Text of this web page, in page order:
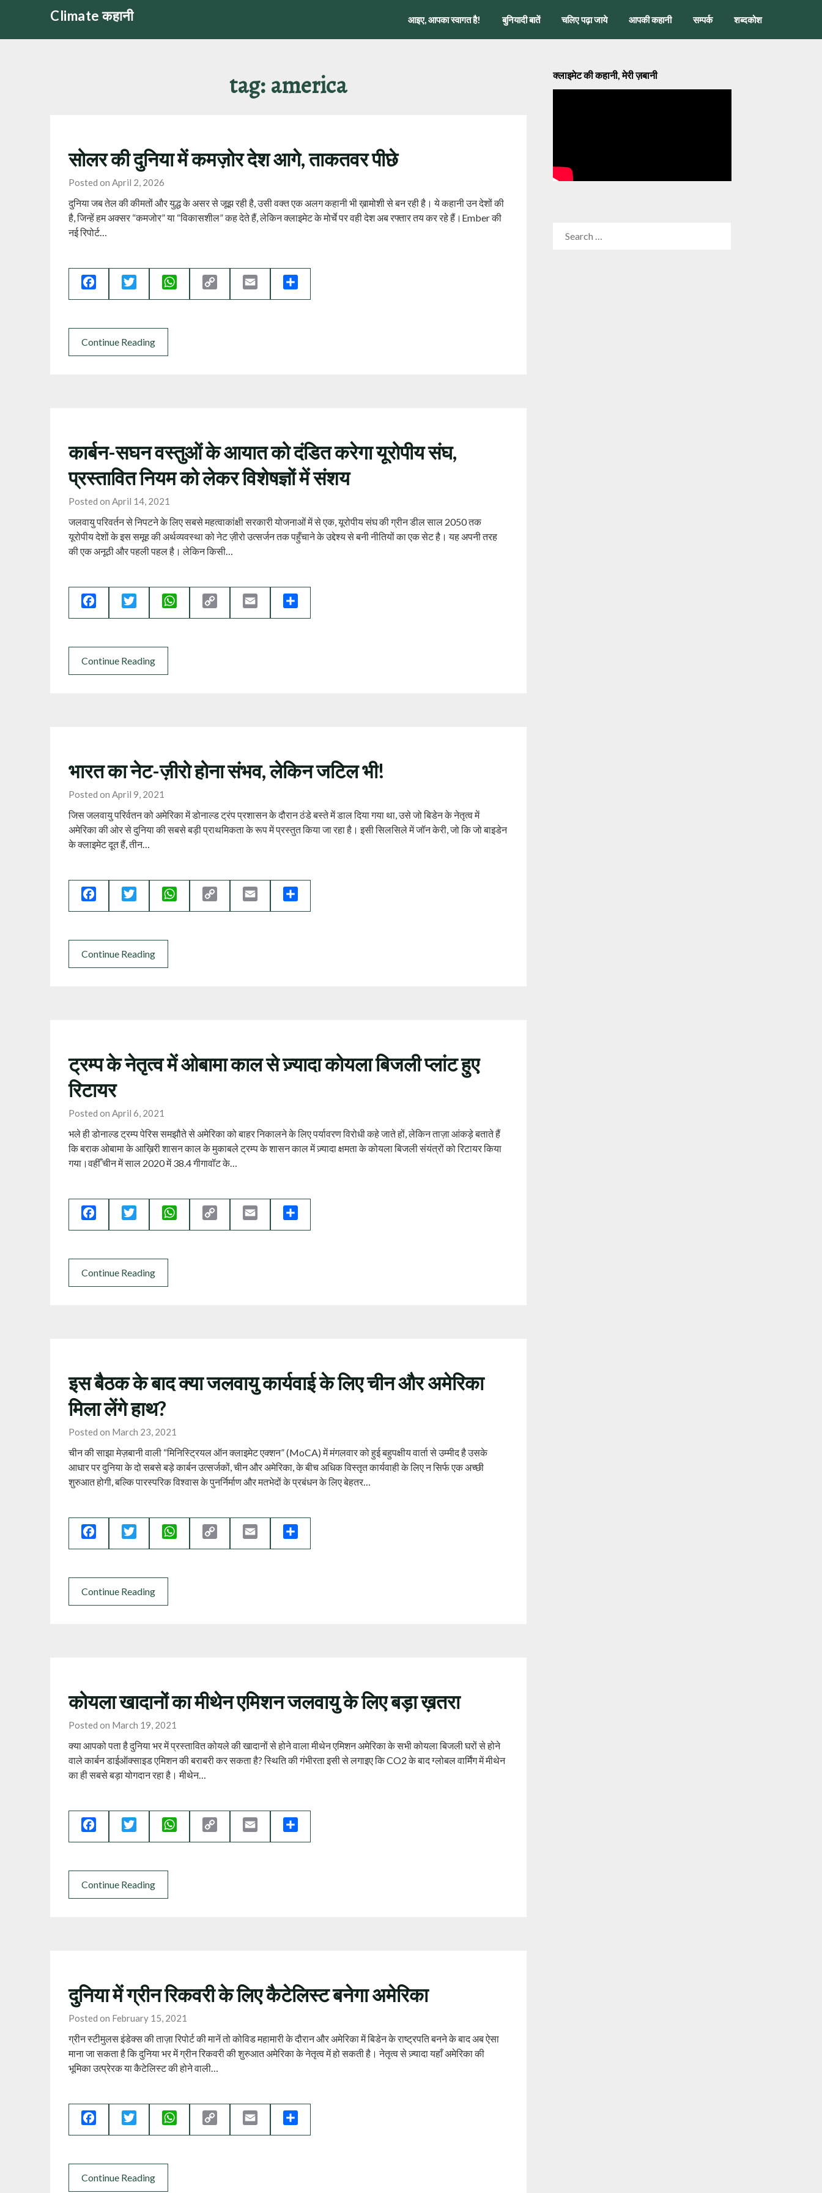
content
Climate कहानी आइए, आपका स्वागत है! बुनियादी बातें चलिए पढ़ा जाये आपकी कहानी सम्पर्क शब्दकोश
tag:america
सोलर की दुनिया में कमज़ोर देश आगे, ताकतवर पीछे
Posted on April 2, 2026
दुनिया जब तेल की कीमतों और युद्ध के असर से जूझ रही है, उसी वक्त एक अलग कहानी भी ख़ामोशी से बन रही है। ये कहानी उन देशों की
है, जिन्हें हम अक्सर “कमजोर” या “विकासशील” कह देते हैं, लेकिन क्लाइमेट के मोर्चे पर वही देश अब रफ्तार तय कर रहे हैं।Ember की
नई रिपोर्ट…
Facebook Twitter WhatsApp
Link
Continue Reading
कार्बन-सघन वस्तुओं के आयात को दंडित करेगा यूरोपीय संघ,
प्रस्तावित नियम को लेकर विशेषज्ञों में संशय
Posted on April 14, 2021
जलवायु परिवर्तन से निपटने के लिए सबसे महत्वाकांक्षी सरकारी योजनाओं में से एक, यूरोपीय संघ की ग्रीन डील साल 2050 तक
यूरोपीय देशों के इस समूह की अर्थव्यवस्था को नेट ज़ीरो उत्सर्जन तक पहुँचाने के उद्देश्य से बनी नीतियों का एक सेट है। यह अपनी तरह
की एक अनूठी और पहली पहल है। लेकिन किसी…
Facebook Twitter WhatsApp
Link
Continue Reading
भारत का नेट-ज़ीरो होना संभव, लेकिन जटिल भी!
Posted on April 9, 2021
जिस जलवायु परिर्वतन को अमेरिका में डोनाल्ड ट्रंप प्रशासन के दौरान ठंडे बस्ते में डाल दिया गया था, उसे जो बिडेन के नेतृत्व में
अमेरिका की ओर से दुनिया की सबसे बड़ी प्राथमिकता के रूप में प्रस्तुत किया जा रहा है। इसी सिलसिले में जॉन केरी, जो कि जो बाइडेन
के क्लाइमेट दूत हैं, तीन…
Facebook Twitter WhatsApp
Link
Continue Reading
ट्रम्प के नेतृत्व में ओबामा काल से ज़्यादा कोयला बिजली प्लांट हुए
रिटायर
Posted on April 6, 2021
भले ही डोनाल्ड ट्रम्प पेरिस समझौते से अमेरिका को बाहर निकालने के लिए पर्यावरण विरोधी कहे जाते हों, लेकिन ताज़ा आंकड़े बताते हैं
कि बराक ओबामा के आख़िरी शासन काल के मुकाबले ट्रम्प के शासन काल में ज़्यादा क्षमता के कोयला बिजली संयंत्रों को रिटायर किया
गया।वहीँ चीन में साल 2020 में 38.4 गीगावॉट के…
Facebook Twitter WhatsApp
Link
Continue Reading
इस बैठक के बाद क्या जलवायु कार्यवाई के लिए चीन और अमेरिका
मिला लेंगे हाथ?
Posted on March 23, 2021
चीन की साझा मेज़बानी वाली “मिनिस्ट्रियल ऑन क्लाइमेट एक्शन” (MoCA) में मंगलवार को हुई बहुपक्षीय वार्ता से उम्मीद है उसके
आधार पर दुनिया के दो सबसे बड़े कार्बन उत्सर्जकों, चीन और अमेरिका, के बीच अधिक विस्तृत कार्यवाही के लिए न सिर्फ एक अच्छी
शुरुआत होगी, बल्कि पारस्परिक विश्वास के पुनर्निर्माण और मतभेदों के प्रबंधन के लिए बेहतर…
Facebook Twitter WhatsApp
Link
Continue Reading
कोयला खादानों का मीथेन एमिशन जलवायु के लिए बड़ा ख़तरा
Posted on March 19, 2021
क्या आपको पता है दुनिया भर में प्रस्तावित कोयले की खादानों से होने वाला मीथेन एमिशन अमेरिका के सभी कोयला बिजली घरों से होने
वाले कार्बन डाईऑक्साइड एमिशन की बराबरी कर सकता है? स्थिति की गंभीरता इसी से लगाइए कि CO2 के बाद ग्लोबल वार्मिंग में मीथेन
का ही सबसे बड़ा योगदान रहा है। मीथेन…
Facebook Twitter WhatsApp
Link
Continue Reading
दुनिया में ग्रीन रिकवरी के लिए कैटेलिस्ट बनेगा अमेरिका
Posted on February 15, 2021
ग्रीन स्टीमुलस इंडेक्स की ताज़ा रिपोर्ट की मानें तो कोविड महामारी के दौरान और अमेरिका में बिडेन के राष्ट्रपति बनने के बाद अब ऐसा
माना जा सकता है कि दुनिया भर में ग्रीन रिकवरी की शुरुआत अमेरिका के नेतृत्व में हो सकती है। नेतृत्व से ज़्यादा यहाँ अमेरिका की
भूमिका उत्प्रेरक या कैटेलिस्ट की होने वाली…
Facebook Twitter WhatsApp
Link
Continue Reading
क्लाइमेट की कहानी, मेरी ज़बानी